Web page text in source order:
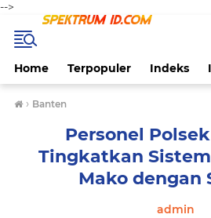
-->
Home Terpopuler Indeks
› Banten
Personel
Tingkatkan
Mako dengan
admin